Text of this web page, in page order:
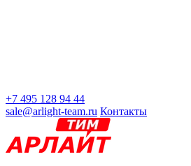
+7 495 128 94 44
sale@arlight-team.ru Контакты